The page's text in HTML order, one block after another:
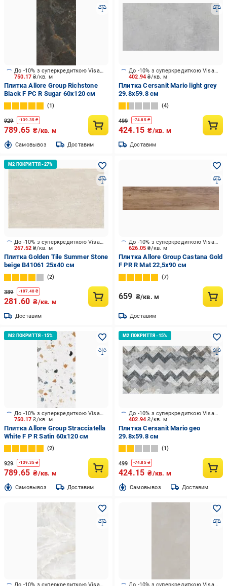
750.17₴/кв. м
До -10% з суперкредиткою Visa Вигода
Плитка Allore Group Richstone
Black F PC R Sugar 60x120 см
1
929 -139.35 ₴
789.65 ₴/кв. м
Cамовывоз Доставим
402.94₴/кв. м
До -10% з суперкредиткою Visa Вигода
Плитка Cersanit Mario light grey
29.8x59.8 см
4
499 -74.85₴
424.15 ₴/кв. м
Доставим
267.52₴/кв. м
До -10% з суперкредиткою Visa Вигода
Плитка Golden Tile Summer Stone
beige В41061 25x40 см
2
389 -107.40 ₴
281.60 ₴/кв. м
Доставим
626.05₴/кв. м
До -10% з суперкредиткою Visa Вигода
Плитка Allore Group Castana Gold
F PR R Mat 22,5x90 см
7
659 ₴/кв. м
Доставим
750.17₴/кв. м
До -10% з суперкредиткою Visa Вигода
Плитка Allore Group Stracciatella
White F P R Satin 60x120 см
2
929 -139.35 ₴
789.65 ₴/кв. м
Cамовывоз Доставим
402.94₴/кв. м
До -10% з суперкредиткою Visa Вигода
Плитка Cersanit Mario geo
29.8x59.8 см
1
499 -74.85₴
424.15 ₴/кв. м
Cамовывоз Доставим
До -10% з суперкредиткою Visa Вигода До -10% з суперкредиткою Visa Вигода